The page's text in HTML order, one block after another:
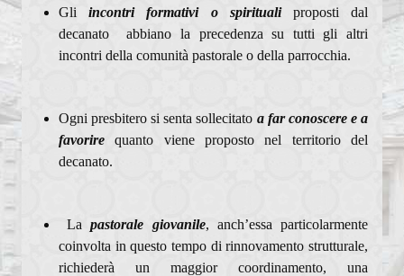
Gliincontri formativi o spiritualiproposti dal
decanato abbiano la precedenza su tutti gli altri
incontri della comunità pastorale o della parrocchia.
Ogni presbitero si senta sollecitato a far conoscere e a
favorire quanto viene proposto nel territorio del
decanato.
Lapastorale giovanile, anch’essa particolarmente
coinvolta in questo tempo di rinnovamento strutturale,
richiederà un maggior coordinamento, una